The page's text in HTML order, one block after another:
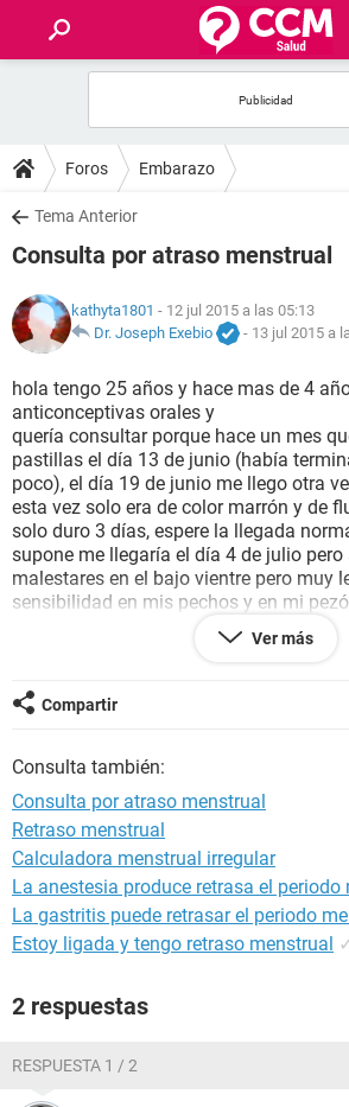
FOROS
SALUD
NUTRICIÓN
BIENESTAR
SEXUALIDAD
GLOSARIO
Foros Embarazo
Tema Anterior
Consulta por atraso menstrual
kathyta1801 - 12 jul 2015 a las 05:13
Dr. Joseph Exebio
- 13 jul 2015 a
hola tengo 25 años y hace mas de 4
anticonceptivas orales y
quería consultar porque hace un mes
pastillas el día 13 de junio (había
poco), el día 19 de junio me llego otra
esta vez solo era de color marrón y de
solo duro 3 días, espere la llegada
supone me llegaría el día 4 de julio
malestares en el bajo vientre pero muy
sensibilidad en mis pechos y en mi
mareos debido a bajas de presión. me
embarazo hoy 12 de julio pero me salio
regular nunca me han dado atrasos es
preocupo y porque he tenido relaciones
Ver más
Compartir
Consulta también:
Consulta por atraso menstrual
Retraso menstrual
Calculadora menstrual irregular
La anestesia produce retrasa el periodo
La gastritis puede retrasar el periodo
Estoy ligada y tengo retraso menstrual ✓
2 respuestas
RESPUESTA 1 / 2